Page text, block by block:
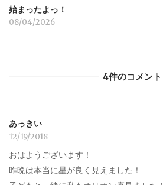
始まったよっ！
08/04/2026
4件のコメント
あっきい
12/19/2018
おはようございます！
昨晩は本当に星が良く見えました！